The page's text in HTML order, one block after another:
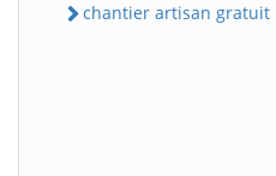
chantier artisan gratuit